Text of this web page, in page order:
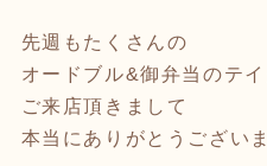
先週もたくさんの
オードブル&御弁当のテ
ご来店頂きまして
本当にありがとうございま